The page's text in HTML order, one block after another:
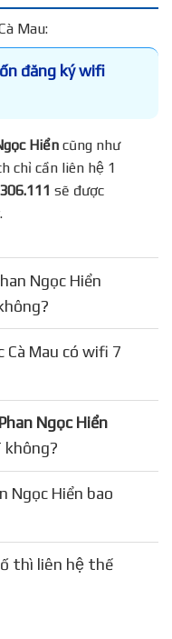
Mau:
đăng ký wifi
Hiểncũng như
chỉ cần liên hệ 1
sẽ được
Ngọc Hiển
Cà Mau có wifi 7
Ngọc Hiển
không?
Ngọc Hiển bao
thì liên hệ thế